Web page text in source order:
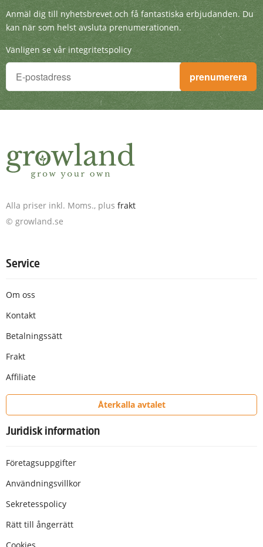
Anmäl dig till nyhetsbrevet och få
Anmäl dig till nyhetsbrevet och få fantastiska erbjudanden. Du
kan när som helst avsluta prenumerationen.
Vänligen se vår integritetspolicy
Du vill inte missa något!
Anmäl dig till nyhetsbrevet och få fantastiska erbjudanden.
prenumerera
Alla priser inkl. Moms., plus frakt
© growland.se
Service
Om oss
Kontakt
Betalningssätt
Frakt
Affiliate
Återkalla avtalet
Juridisk information
Företagsuppgifter
Användningsvillkor
Sekretesspolicy
Rätt till ångerrätt
Cookies